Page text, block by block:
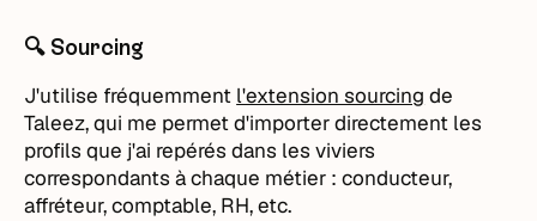
🔍 Sourcing
J'utilise fréquemment l'extension sourcing de
Taleez, qui me permet d'importer directement les
profils que j'ai repérés dans les viviers
correspondants à chaque métier : conducteur,
affréteur, comptable, RH, etc.